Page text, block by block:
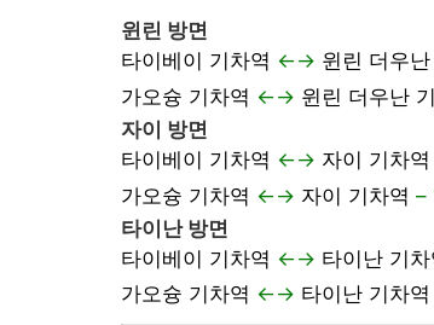
윈린 방면
타이베이 기차역 ←→ 윈린 더우
가오슝 기차역 ←→ 윈린 더우난
자이 방면
타이베이 기차역 ←→ 자이 기차역
가오슝 기차역 ←→ 자이 기차역 –
타이난 방면
타이베이 기차역 ←→ 타이난 기차
가오슝 기차역 ←→ 타이난 기차역